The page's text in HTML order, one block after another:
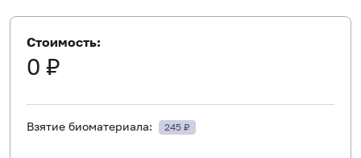
Стоимость:
0 ₽
Взятие биоматериала: 245 ₽